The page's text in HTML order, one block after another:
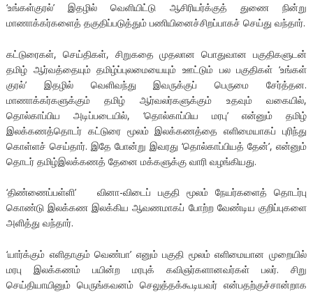
‘உங்கள்குரல்’ இதழில் வெளியிட்டு ஆசிரியர்க்குத் துணை நின்று
மாணாக்கர்களைத் தகுதிப்படுத்தும் பணியினைச்சிறப்பாகச் செய்து வந்தார்.
கட்டுரைகள், செய்திகள், சிறுகதை முதலான பொதுவான பகுதிகளுடன்
தமிழ் ஆர்வத்தையும் தமிழ்ப்புலமையையும் ஊட்டும் பல பகுதிகள் ‘உங்கள்
குரல்’ இதழில் வெளிவந்து இவருக்குப் பெருமை சேர்த்தன.
மாணாக்கர்களுக்கும் தமிழ் ஆர்வலர்களுக்கும் உதவும் வகையில்,
தொல்காப்பிய அடிப்படையில், ‘தொல்காப்பிய மரபு’ என்னும் தமிழ்
இலக்கணத்தொடர் கட்டுரை மூலம் இலக்கணத்தை எளிமையாகப் புரிந்து
கொள்ளச் செய்தார். இதே போன்று இவரது ‘தொல்காப்பியத் தேன்’, என்னும்
தொடர் தமிழ்இலக்கணத் தேனை மக்களுக்கு வாரி வழங்கியது.
‘திண்ணைப்பள்ளி’ வினா-விடைப் பகுதி மூலம் நேயர்களைத் தொடர்பு
கொண்டு இலக்கண இலக்கிய ஆவணமாகப் போற்ற வேண்டிய குறிப்புகளை
அளித்து வந்தார்.
‘யார்க்கும் எளிதாகும் வெண்பா’ எனும் பகுதி மூலம் எளிமையான முறையில்
மரபு இலக்கணம் பயின்ற மரபுக் கவிஞர்களானவர்கள் பலர். சிறு
செய்தியாயினும் பெருங்கவனம் செலுத்தக்கூடியவர் என்பதற்குச்சான்றாக